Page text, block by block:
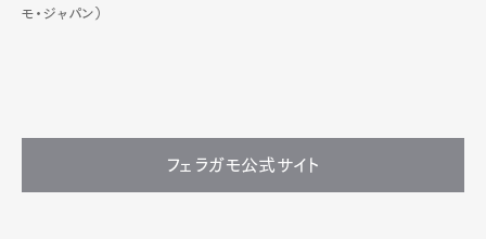
モ・ジャパン）
フェラガモ公式サイト